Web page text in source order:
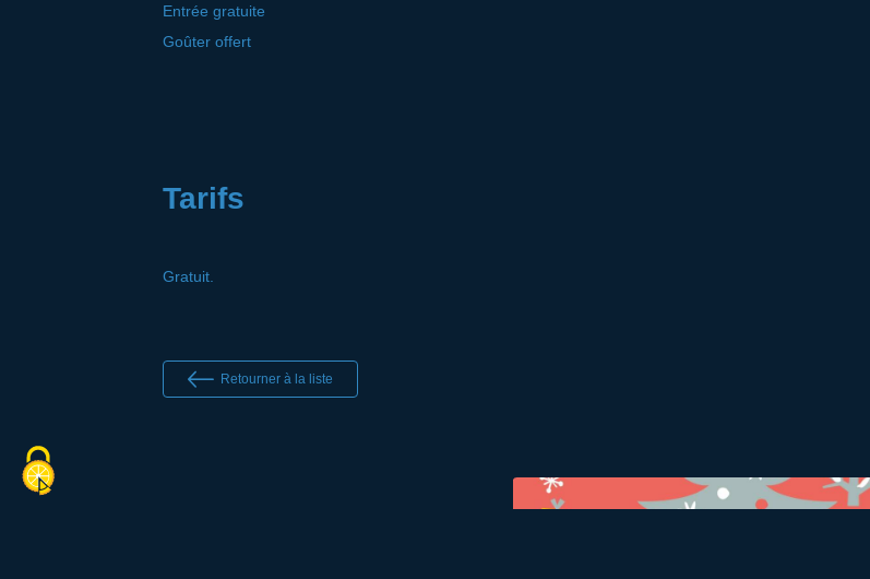
Entrée gratuite
Goûter offert
Tarifs
Gratuit.
Retourner à la liste